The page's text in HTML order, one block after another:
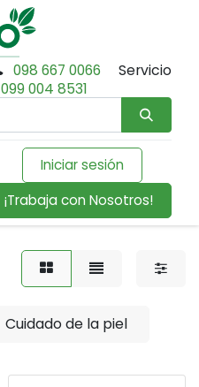
098 667 0066
Servicio
099 004 8531
Iniciar sesión
¡Trabaja con Nosotros!
Cuidado de la piel